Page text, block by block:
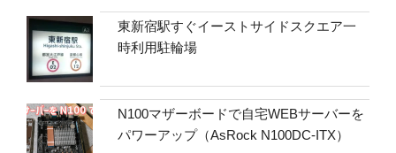
東新宿駅すぐイーストサイドスクエア一
時利用駐輪場
N100マザーボードで自宅WEBサーバーを
パワーアップ（AsRock N100DC-ITX）